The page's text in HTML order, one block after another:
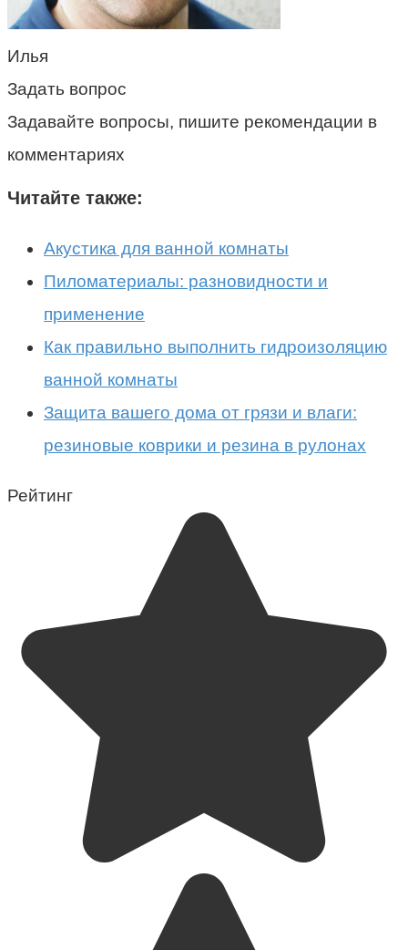
Илья
Задать вопрос
Задавайте вопросы, пишите рекомендации в
комментариях
Читайте также:
Акустика для ванной комнаты
Пиломатериалы: разновидности и
применение
Как правильно выполнить гидроизоляцию
ванной комнаты
Защита вашего дома от грязи и влаги:
резиновые коврики и резина в рулонах
Рейтинг